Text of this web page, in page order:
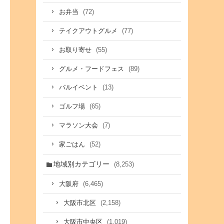
お弁当 (72)
テイクアウトグルメ (77)
お取り寄せ (55)
グルメ・フードフェス (89)
バルイベント (13)
ゴルフ場 (65)
マラソン大会 (7)
家ごはん (52)
地域別カテゴリー (8,253)
大阪府 (6,465)
大阪市北区 (2,158)
大阪市中央区 (1,019)